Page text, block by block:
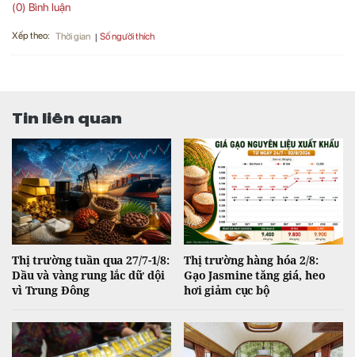
(0) Bình luận
Xếp theo: Thời gian Số người thích
Tin liên quan
Thị trường tuần qua 27/7-1/8:
Dầu và vàng rung lắc dữ dội
vì Trung Đông
Thị trường hàng hóa 2/8:
Gạo Jasmine tăng giá, heo
hơi giảm cục bộ